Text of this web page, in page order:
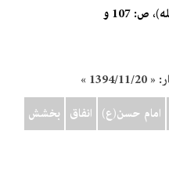
آيت الله العظمى مكارم شيرازى (مدظله)، ص: 107 و
« 1394/11/20 »
امام حسن(ع) انفاق بخشش